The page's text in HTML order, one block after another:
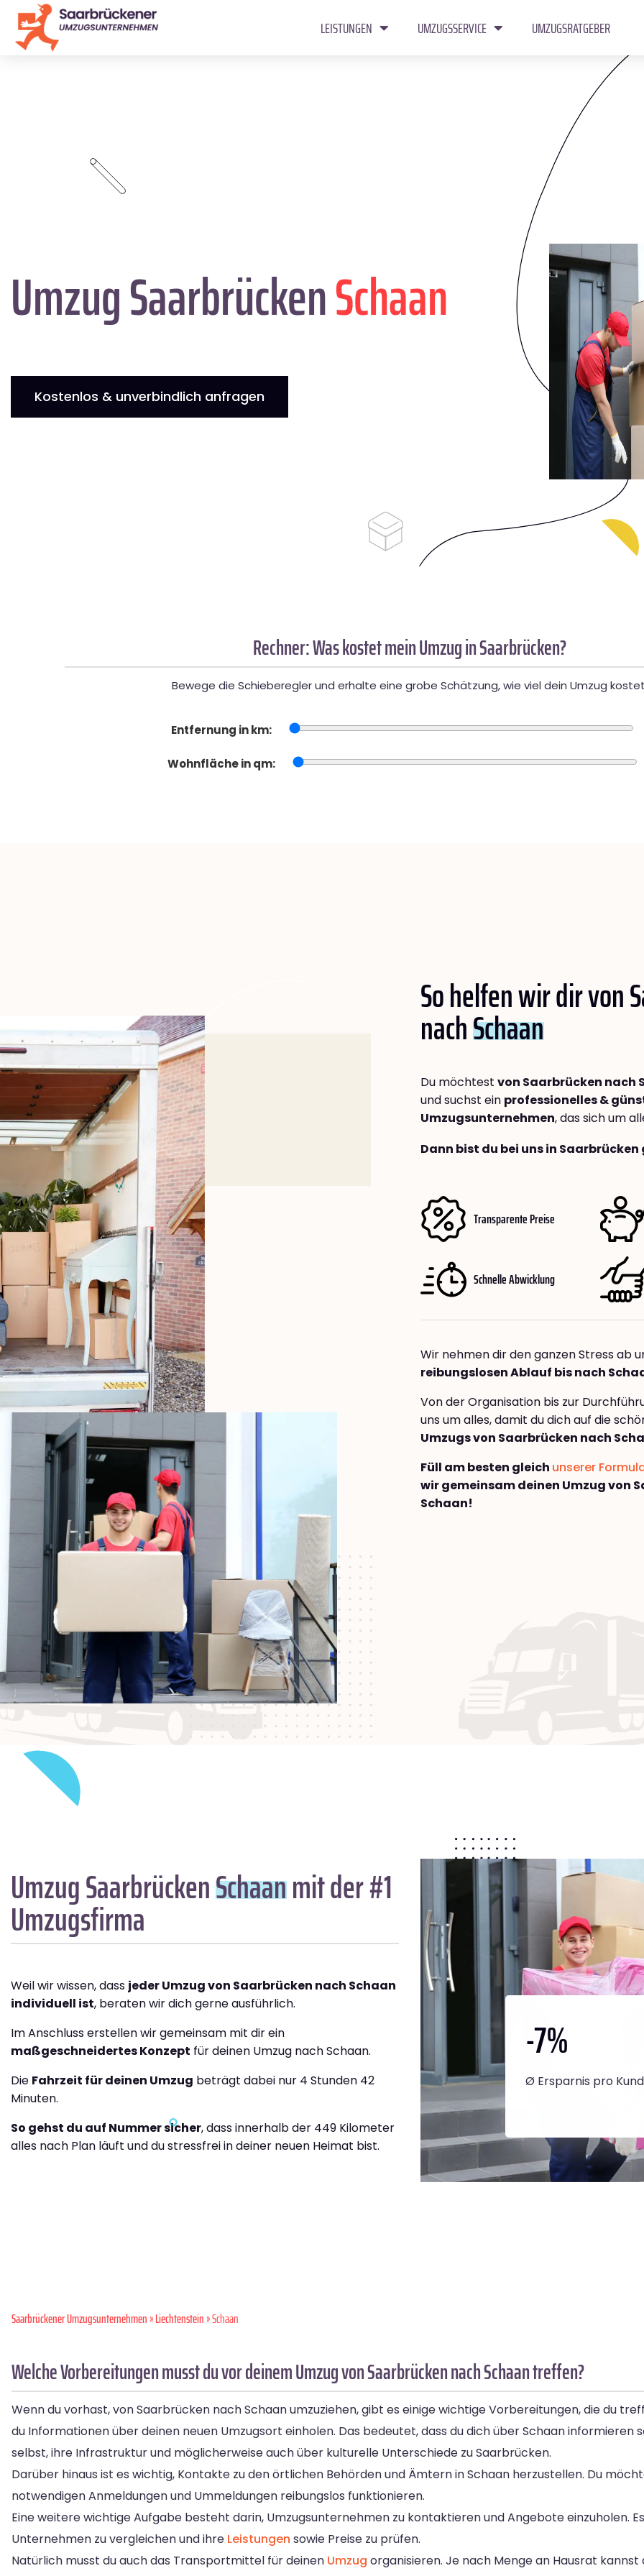
LEISTUNGEN UMZUGSSERVICE UMZUGSRATGEBER
Umzug SaarbrückenSchaan
Kostenlos & unverbindlich anfragen
Rechner: Was kostet mein Umzug in Saarbrücken?
Bewege die Schieberegler und erhalte eine grobe Schätzung, wie viel dein Umzug
Entfernung in km:
Wohnfläche in qm:
So helfen wir dir von
nachSchaan
Du möchtest von Saarbrücken nach
und suchst ein professionelles &
Umzugsunternehmen, das sich um
Dann bist du bei uns in
Transparente Preise
Schnelle Abwicklung
Wir nehmen dir den ganzen Stress ab
reibungslosen Ablauf bis nach
Von der Organisation bis zur
uns um alles, damit du dich auf die
Umzugs von Saarbrücken nach
Füll am besten gleich unserer
wir gemeinsam deinen Umzug von
Schaan!
Umzug SaarbrückenSchaanmit der #1
Umzugsfirma
Weil wir wissen, dass jeder Umzug von Saarbrücken nach Schaan
individuell ist, beraten wir dich gerne ausführlich.
Im Anschluss erstellen wir gemeinsam mit dir ein
maßgeschneidertes Konzept für deinen Umzug nach Schaan.
Die Fahrzeit für deinen Umzug beträgt dabei nur 4 Stunden 42
Minuten.
So gehst du auf Nummer sicher, dass innerhalb der 449 Kilometer
alles nach Plan läuft und du stressfrei in deiner neuen Heimat bist.
-7%
Ø Ersparnis pro
Saarbrückener Umzugsunternehmen»Liechtenstein» Schaan
Welche Vorbereitungen musst du vor deinem Umzug von Saarbrücken nach Schaan treffen?
Wenn du vorhast, von Saarbrücken nach Schaan umzuziehen, gibt es einige wichtige Vorbereitungen, die du
du Informationen über deinen neuen Umzugsort einholen. Das bedeutet, dass du dich über Schaan informieren
selbst, ihre Infrastruktur und möglicherweise auch über kulturelle Unterschiede zu Saarbrücken.
Darüber hinaus ist es wichtig, Kontakte zu den örtlichen Behörden und Ämtern in Schaan herzustellen. Du
notwendigen Anmeldungen und Ummeldungen reibungslos funktionieren.
Eine weitere wichtige Aufgabe besteht darin, Umzugsunternehmen zu kontaktieren und Angebote einzuholen.
Unternehmen zu vergleichen und ihre Leistungen sowie Preise zu prüfen.
Natürlich musst du auch das Transportmittel für deinen Umzug organisieren. Je nach Menge an Hausrat kannst